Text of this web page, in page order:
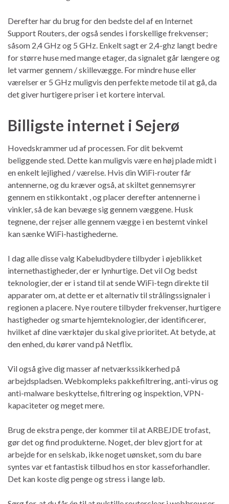
Derefter har du brug for den bedste del af en Internet
Support Routers, der også sendes i forskellige frekvenser;
såsom 2,4 GHz og 5 GHz. Enkelt sagt er 2,4-ghz langt bedre
for større huse med mange etager, da signalet går længere og
let varmer gennem / skillevægge. For mindre huse eller
værelser er 5 GHz muligvis den perfekte metode til at gå, da
det giver hurtigere priser i et kortere interval.
Billigste internet i Sejerø
Hovedskrammer ud af processen. For dit bekvemt
beliggende sted. Dette kan muligvis være en høj plade midt i
en enkelt lejlighed / værelse. Hvis din WiFi-router får
antennerne, og du kræver også, at skiltet gennemsyrer
gennem en stikkontakt , og placer derefter antennerne i
vinkler, så de kan bevæge sig gennem væggene. Husk
tegnene, der rejser alle gennem vægge i en bestemt vinkel
kan sænke WiFi-hastighederne.
I dag alle disse valg Kabeludbydere tilbyder i øjeblikket
internethastigheder, der er lynhurtige. Det vil Og bedst
teknologier, der er i stand til at sende WiFi-tegn direkte til
apparater om, at dette er et alternativ til strålingssignaler i
regionen a placere. Nye routere tilbyder frekvenser, hurtigere
hastigheder og smarte hjemteknologier, der identificerer,
hvilket af dine værktøjer du skal give prioritet. At betyde, at
den enhed, du kører vand på Netflix.
Vil også give dig masser af netværkssikkerhed på
arbejdspladsen. Webkompleks pakkefiltrering, anti-virus og
anti-malware beskyttelse, filtrering og inspektion, VPN-
kapaciteter og meget mere.
Brug de ekstra penge, der kommer til at ARBEJDE trofast,
gør det og find produkterne. Noget, der blev gjort for at
arbejde for en selskab, ikke noget uønsket, som du bare
syntes var et fantastisk tilbud hos en stor kasseforhandler.
Det kan koste dig penge og stress i lange løb.